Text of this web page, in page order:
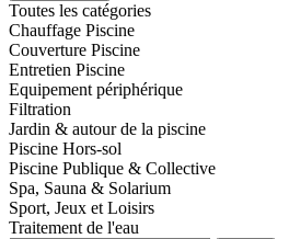
Toutes les catégories
Chauffage Piscine
Couverture Piscine
Entretien Piscine
Equipement périphérique
Filtration
Jardin & autour de la piscine
Piscine Hors-sol
Piscine Publique & Collective
Spa, Sauna & Solarium
Sport, Jeux et Loisirs
Traitement de l'eau